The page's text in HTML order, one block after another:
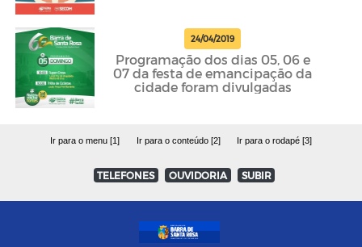
24/04/2019
Programação dos dias 05, 06 e
07 da festa de emancipação da
cidade foram divulgadas
Ir para o menu [1] Ir para o conteúdo [2] Ir para o rodapé [3]
TELEFONES OUVIDORIA SUBIR